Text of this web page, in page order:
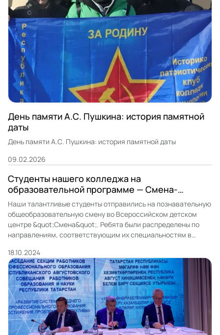
День памяти А.С. Пушкина: история памятной
даты
День памяти А.С. Пушкина: история памятной даты
09.02.2026
Студенты нашего колледжа на
образовательной программе — Смена-
Профессиум в ВДЦ СМЕНА
Наши талантливые студенты отправились на познавательную
общеобразовательную смену во Всероссийском детском
центре &quot;Смена&quot;. Ребята были распределены по
направлениям, соответствующим их специальностям в
замечательная возможность не только глубже погрузиться в
свою будущую профессию, но и открыть для себя множество
новых интересных возможностей. На протяжении всей смены
студенты изучали передовые технологии, принимали […]
18.10.2024